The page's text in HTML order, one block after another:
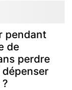
pendant
de
perdre